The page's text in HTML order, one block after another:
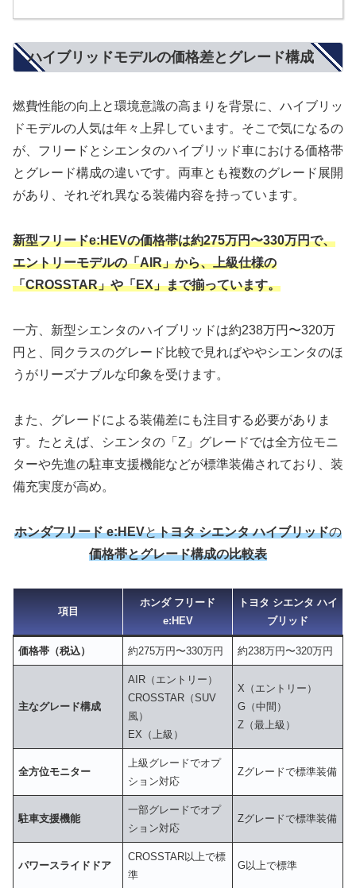
ハイブリッドモデルの価格差とグレード構成
燃費性能の向上と環境意識の高まりを背景に、ハイブリッ
ドモデルの人気は年々上昇しています。そこで気になるの
が、フリードとシエンタのハイブリッド車における価格帯
とグレード構成の違いです。両車とも複数のグレード展開
があり、それぞれ異なる装備内容を持っています。
新型フリードe:HEVの価格帯は約275万円〜330万円で、
エントリーモデルの「AIR」から、上級仕様の
「CROSSTAR」や「EX」まで揃っています。
一方、新型シエンタのハイブリッドは約238万円〜320万
円と、同クラスのグレード比較で見ればややシエンタのほ
うがリーズナブルな印象を受けます。
また、グレードによる装備差にも注目する必要がありま
す。たとえば、シエンタの「Z」グレードでは全方位モニ
ターや先進の駐車支援機能などが標準装備されており、装
備充実度が高め。
ホンダフリード e:HEVとトヨタ シエンタ ハイブリッドの
価格帯とグレード構成の比較表
項目
ホンダ フリード
e:HEV
トヨタ シエンタ ハイ
ブリッド
価格帯（税込） 約275万円〜330万円 約238万円〜320万円
主なグレード構成
AIR（エントリー）
CROSSTAR（SUV
風）
EX（上級）
X（エントリー）
G（中間）
Z（最上級）
全方位モニター
上級グレードでオプ
ション対応
Zグレードで標準装備
駐車支援機能
一部グレードでオプ
ション対応
Zグレードで標準装備
パワースライドドア
CROSSTAR以上で標
準
G以上で標準